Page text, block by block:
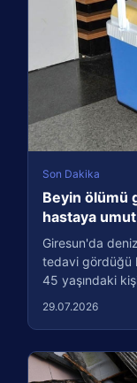
Son Dakika
Beyin ölümü
hastaya
Giresun'da
tedavi gördüğü
45 yaşındaki
29.07.2026